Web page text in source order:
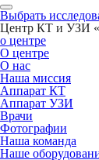
Выбрать
Центр КТ и УЗИ
о центре
О центре
О нас
Наша миссия
Аппарат КТ
Аппарат УЗИ
Врачи
Фотографии
Наша команда
Наше